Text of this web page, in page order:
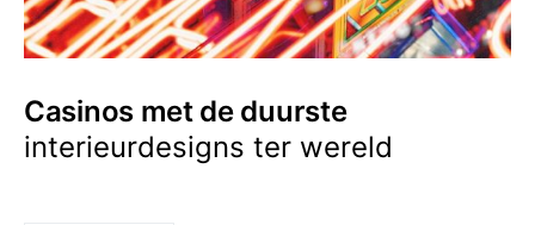
Casinos met de duurste
interieurdesigns ter wereld